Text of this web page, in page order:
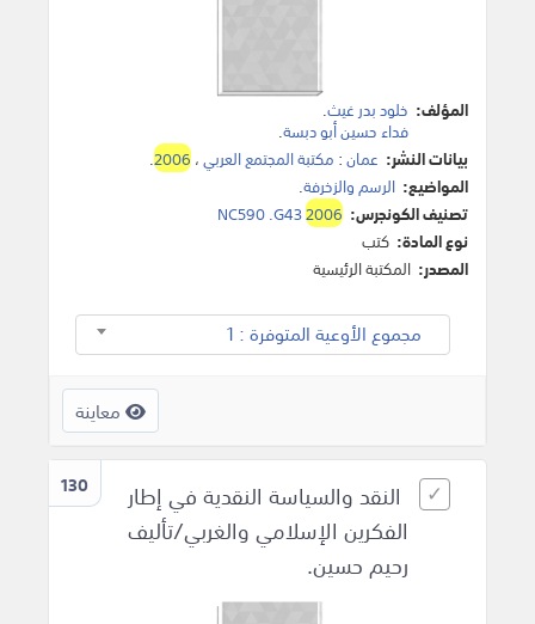
المؤلف: خلود بدر غيث.
فداء حسين أبو دبسة.
بيانات النشر: عمان: مكتبة المجتمع العربي،2006
.
المواضيع: الرسم والزخرفة.
تصنيف الكونجرس:
NC590 .G432006
نوع المادة: كتب
المصدر: المكتبة الرئيسية
مجموع الأوعية المتوفرة : 1
معاينة
130
النقد والسياسة النقدية في إطار
الفكرين الإسلامي والغربي/تأليف
رحيم حسين.